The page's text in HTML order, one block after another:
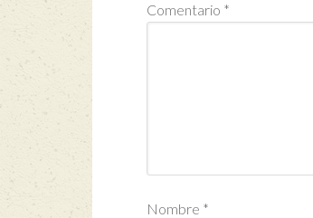
Comentario *
Nombre *